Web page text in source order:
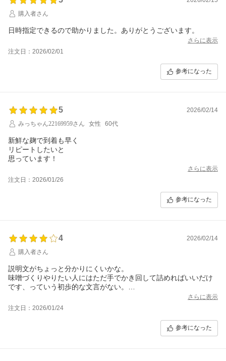
購入者さん
日時指定できるので助かりました。ありがとうございます。
さらに表示
注文日：2026/02/01
参考になった
5
2026/02/14
みっちゃん22169959さん
女性 60代
新鮮な麹で到着も早く
リピートしたいと
思っています！
さらに表示
注文日：2026/01/26
参考になった
4
2026/02/14
購入者さん
説明文がちょっと分かりにくいかな。
味噌づくりやりたい人にはただ手でかき回して詰めればいいだけ
です、っていう初歩的な文言がない。
あれもできます、これもできます、というのもいいと思いますが
人が買うセットなんじゃないですか？よく分かってなかったのでA
Iや友達にききました。商品自体は問題ないです、半年後以降たの
さらに表示
注文日：2026/01/24
参考になった